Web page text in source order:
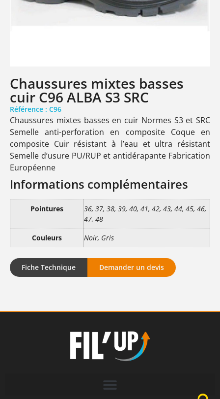
Chaussures mixtes basses
cuir C96 ALBA S3 SRC
Référence : C96
Chaussures mixtes basses en cuir Normes S3 et SRC
Semelle anti-perforation en composite Coque en
composite Cuir résistant à l’eau et ultra résistant
Semelle d’usure PU/RUP et antidérapante Fabrication
Européenne
Informations complémentaires
Pointures
36, 37, 38, 39, 40, 41, 42, 43, 44, 45, 46,
47, 48
Couleurs
Noir, Gris
Fiche Technique Demander un devis